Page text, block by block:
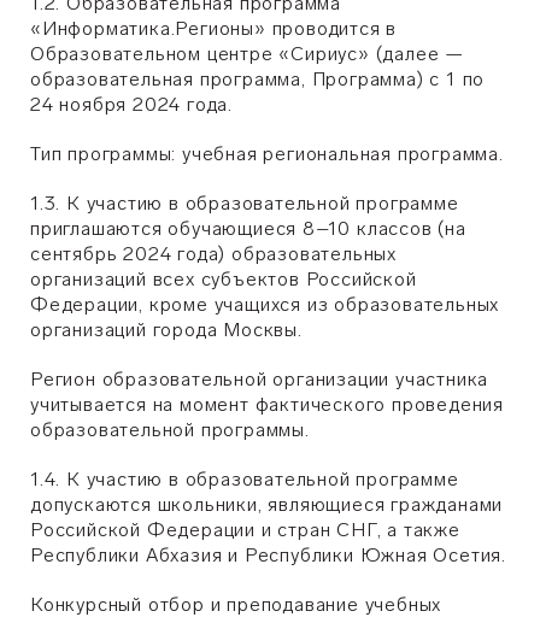
«Информатика.Регионы» проводится в
Образовательном центре «Сириус» (далее —
образовательная программа, Программа) с 1 по
24 ноября 2024 года.
Тип программы: учебная региональная программа.
1.3. К участию в образовательной программе
приглашаются обучающиеся 8–10 классов (на
сентябрь 2024 года) образовательных
организаций всех субъектов Российской
Федерации, кроме учащихся из образовательных
организаций города Москвы.
Регион образовательной организации участника
учитывается на момент фактического проведения
образовательной программы.
1.4. К участию в образовательной программе
допускаются школьники, являющиеся гражданами
Российской Федерации и стран СНГ, а также
Республики Абхазия и Республики Южная Осетия.
Конкурсный отбор и преподавание учебных